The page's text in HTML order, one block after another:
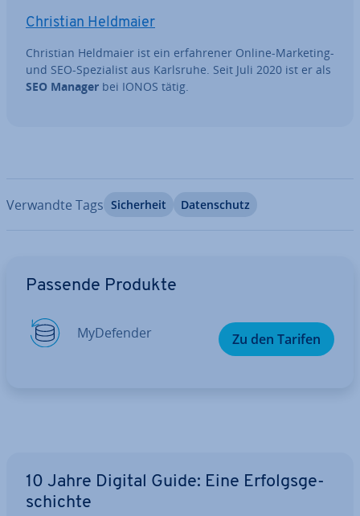
Christian Heldmaier
Christian Heldmaier ist ein er­fah­re­ner Online-Marketing-
und SEO-Spe­zia­list aus Karlsruhe. Seit Juli 2020 ist er als
SEO Manager bei IONOS tätig.
Verwandte Tags Si­cher­heit Da­ten­schutz
Passende Produkte
My­De­fen­der Zu den Tarifen
10 Jahre Digital Guide: Eine Er­folgs­ge­
schich­te